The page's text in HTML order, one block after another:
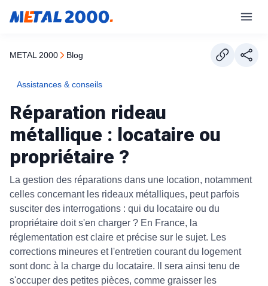
METAL 2000 blog
Assistances & conseils
Réparation rideau
métallique : locataire ou
propriétaire ?
La gestion des réparations dans une location, notamment
celles concernant les rideaux métalliques, peut parfois
susciter des interrogations : qui du locataire ou du
propriétaire doit s'en charger ? En France, la
réglementation est claire et précise sur le sujet. Les
corrections mineures et l'entretien courant du logement
sont donc à la charge du locataire. Il sera ainsi tenu de
s'occuper des petites pièces, comme graisser les